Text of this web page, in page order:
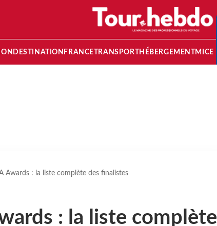
DESTINATION FRANCETRANSPORT HÉBERGEMENTMICE
Awards : la liste complète des finalistes
: la liste complète